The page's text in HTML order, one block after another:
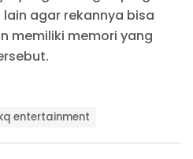
lain agar rekannya bisa
memiliki memori yang
entertainment